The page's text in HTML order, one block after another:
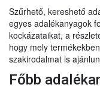
Szűrhető, kereshető
egyes adalékanyagok
kockázataikat, a
hogy mely
szakirodalmat is
Főbb